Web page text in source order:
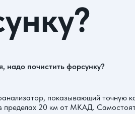
надо почистить форсунку?
показывающий точную
пределах 20 км от МКАД.